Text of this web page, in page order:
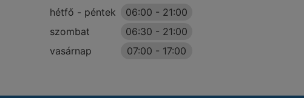
hétfő - péntek
06:00 - 21:00
szombat
06:30 - 21:00
vasárnap
07:00 - 17:00